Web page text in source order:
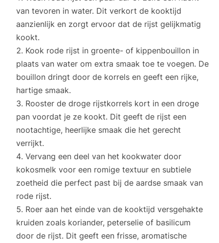
van tevoren in water. Dit verkort de kooktijd
aanzienlijk en zorgt ervoor dat de rijst gelijkmatig
kookt.
Kook rode rijst in groente- of kippenbouillon in
plaats van water om extra smaak toe te voegen. De
bouillon dringt door de korrels en geeft een rijke,
hartige smaak.
Rooster de droge rijstkorrels kort in een droge
pan voordat je ze kookt. Dit geeft de rijst een
nootachtige, heerlijke smaak die het gerecht
verrijkt.
Vervang een deel van het kookwater door
kokosmelk voor een romige textuur en subtiele
zoetheid die perfect past bij de aardse smaak van
rode rijst.
Roer aan het einde van de kooktijd versgehakte
kruiden zoals koriander, peterselie of basilicum
door de rijst. Dit geeft een frisse, aromatische